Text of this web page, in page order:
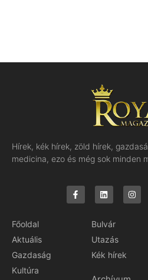
Hírek, kék hírek, zöld hírek,
medicina, ezo és még sok minden
Főoldal
Aktuális
Gazdaság
Kultúra
Bulvár
Utazás
Kék hírek